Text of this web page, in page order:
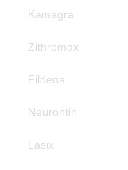
Kamagra
Zithromax
Fildena
Neurontin
Lasix